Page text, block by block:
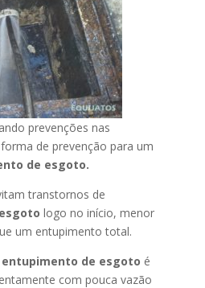
prevenções nas
de prevenção para um
de esgoto.
transtornos de
logo no início, menor
um entupimento total.
entupimento de esgoto é
com pouca vazão